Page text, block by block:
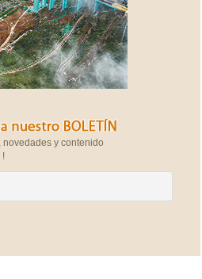
novedades y contenido
!